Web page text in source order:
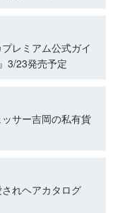
レミアム公式ガイ
3/23発売予定
ッサー吉岡の私有貨
されヘアカタログ